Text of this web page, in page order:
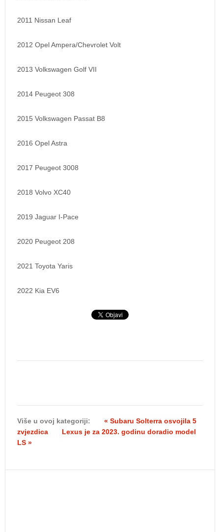
2011 Nissan Leaf
2012 Opel Ampera/Chevrolet Volt
2013 Volkswagen Golf VII
2014 Peugeot 308
2015 Volkswagen Passat B8
2016 Opel Astra
2017 Peugeot 3008
2018 Volvo XC40
2019 Jaguar I-Pace
2020 Peugeot 208
2021 Toyota Yaris
2022 Kia EV6
Više u ovoj kategoriji:
« Subaru Solterra osvojila 5
zvjezdica
Lexus je za 2023. godinu doradio model
LS »